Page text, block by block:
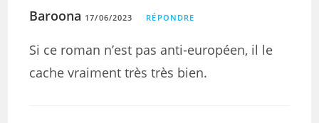
Baroona 17/06/2023 RÉPONDRE
Si ce roman n’est pas anti-européen, il le
cache vraiment très très bien.